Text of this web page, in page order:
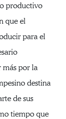
productivo
que el
para el
por la
destina
de sus
tiempo que